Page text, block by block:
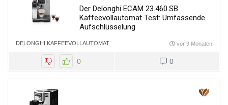
Der Delonghi ECAM 23.460.SB
Kaffeevollautomat Test: Umfassende
Aufschlüsselung
DELONGHI KAFFEEVOLLAUTOMAT vor 9 Monaten
0 0